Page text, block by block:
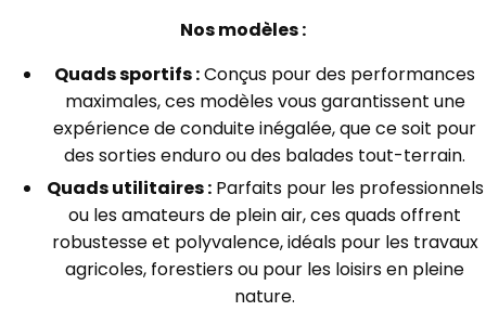
Nos modèles :
Quads sportifs :Conçus pour des performances
maximales, ces modèles vous garantissent une
expérience de conduite inégalée, que ce soit pour
des sorties enduro ou des balades tout-terrain.
Quads utilitaires :Parfaits pour les professionnels
ou les amateurs de plein air, ces quads offrent
robustesse et polyvalence, idéals pour les travaux
agricoles, forestiers ou pour les loisirs en pleine
nature.